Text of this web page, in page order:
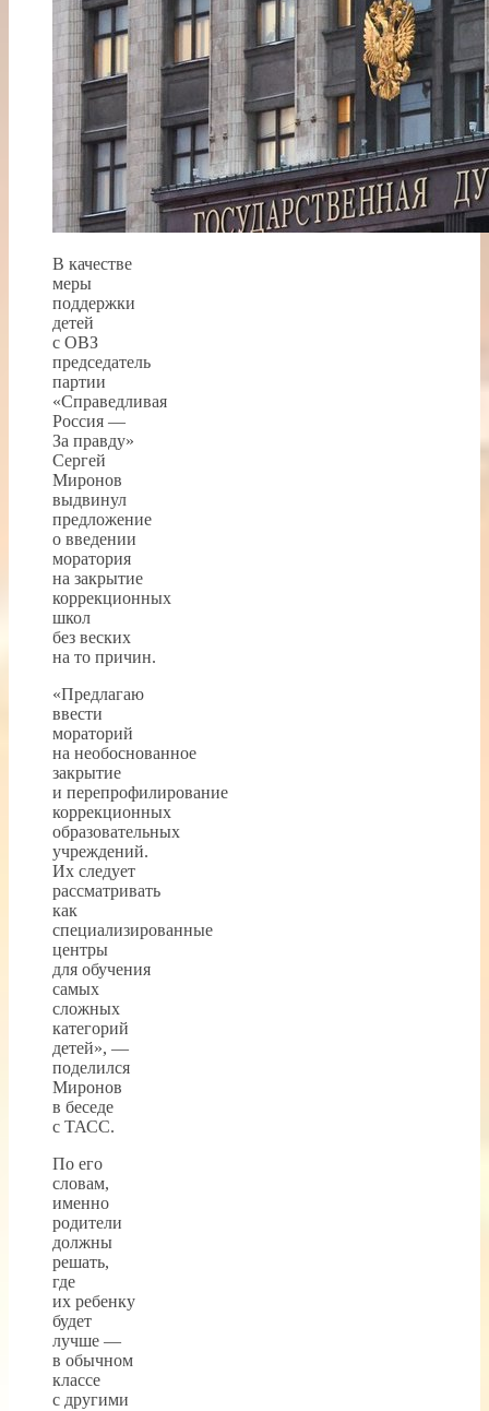
В качестве
меры
поддержки
детей
с ОВЗ
председатель
партии
«Справедливая
Россия —
За правду»
Сергей
Миронов
выдвинул
предложение
о введении
моратория
на закрытие
коррекционных
школ
без веских
на то причин.
«Предлагаю
ввести
мораторий
на необоснованное
закрытие
и перепрофилирование
коррекционных
образовательных
учреждений.
Их следует
рассматривать
как
специализированные
центры
для обучения
самых
сложных
категорий
детей», —
поделился
Миронов
в беседе
с ТАСС.
По его
словам,
именно
родители
должны
решать,
где
их ребенку
будет
лучше —
в обычном
классе
с другими